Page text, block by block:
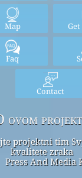
Map
Faq
Contact
ovom
projektni tim
kvalitete zraka
Press And Media